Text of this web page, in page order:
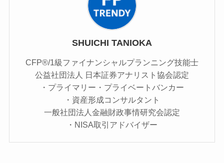
SHUICHI TANIOKA
CFP®/1級ファイナンシャルプランニング技能士
公益社団法人 日本証券アナリスト協会認定
・プライマリー・プライベートバンカー
・資産形成コンサルタント
一般社団法人金融財政事情研究会認定
・NISA取引アドバイザー